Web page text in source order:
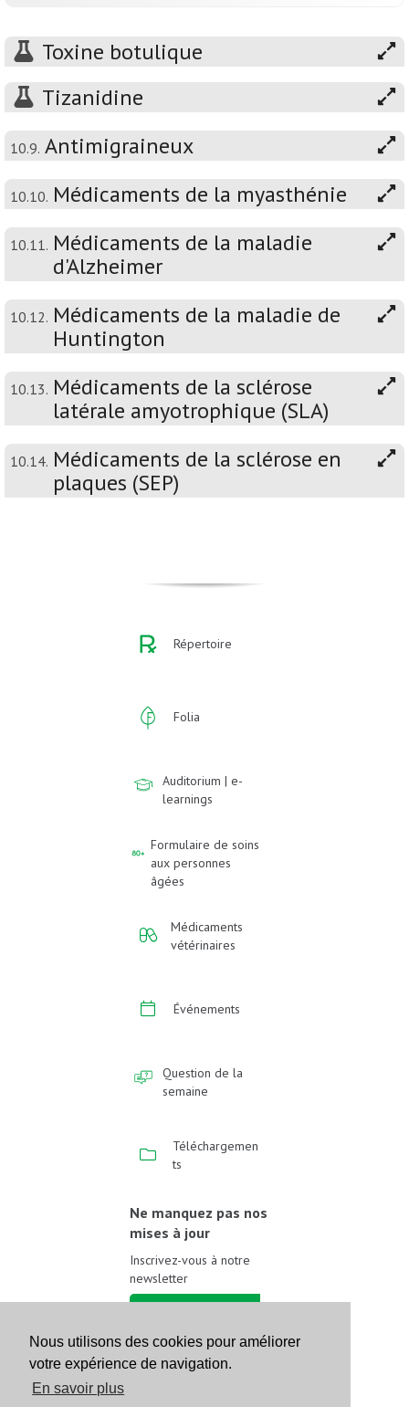
Nous utilisons des cookies pour améliorer
votre expérience de navigation.
En savoir plus
Toxine botulique
Tizanidine
10.9. Antimigraineux
10.10. Médicaments de la myasthénie
10.11. Médicaments de la maladie
d'Alzheimer
10.12. Médicaments de la maladie de
Huntington
10.13. Médicaments de la sclérose
latérale amyotrophique (SLA)
10.14. Médicaments de la sclérose en
plaques (SEP)
Répertoire
Folia
Auditorium | e-
learnings
Formulaire de soins
aux personnes
âgées
Médicaments
vétérinaires
Événements
Question de la
semaine
Téléchargemen
ts
Ne manquez pas nos
mises à jour
Inscrivez-vous à notre
newsletter
Suivez-nous sur les